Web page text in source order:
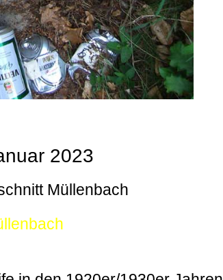
2023
Müllenbach